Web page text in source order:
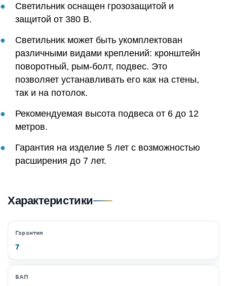
Светильник оснащен грозозащитой и
защитой от 380 В.
Светильник может быть укомплектован
различными видами креплений: кронштейн
поворотный, рым-болт, подвес. Это
позволяет устанавливать его как на стены,
так и на потолок.
Рекомендуемая высота подвеса от 6 до 12
метров.
Гарантия на изделие 5 лет с возможностью
расширения до 7 лет.
Характеристики
Гарантия
7
БАП